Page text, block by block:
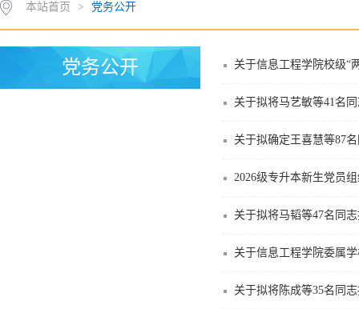
本站首页 > 党务公开
党务公开 关于信息工程学院校级“
关于拟将马艺敏等41名
关于拟确定王喜慧等87
2026级专升本新生党员
关于拟将马韬等47名同
关于信息工程学院委属
关于拟将陈成等35名同